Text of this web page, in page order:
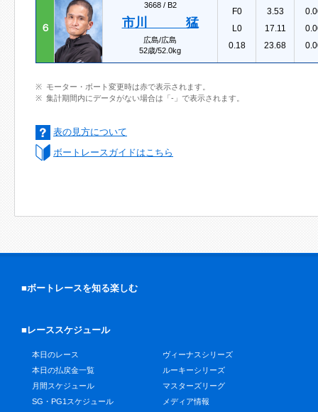
６
3668 / B2
市川 猛
広島/広島
52歳/52.0kg
F0
L0
0.18
3.53
17.11
23.68
モーター・ボート変更時は赤で表示されます。
集計期間内にデータがない場合は「-」で表示されます。
表の見方について
ボートレースガイドはこちら
■ボートレースを知る楽しむ
■レーススケジュール
本日のレース
本日の払戻金一覧
月間スケジュール
SG・PG1スケジュール
ヴィーナスシリーズ
ルーキーシリーズ
マスターズリーグ
メディア情報